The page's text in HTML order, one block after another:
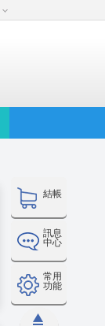
結帳
訊息
中心
常用
功能